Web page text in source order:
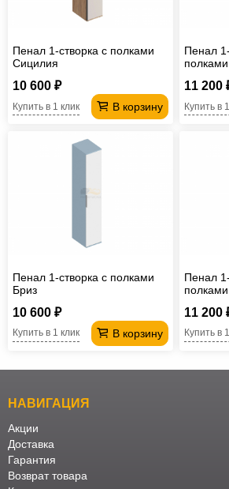
Пенал 1-створка с полками
Сицилия
10 600 ₽
В корзину
Купить в 1 клик
Пенал
11 200
Купить в
Пенал 1-створка с полками
Бриз
10 600 ₽
В корзину
Купить в 1 клик
Пенал
11 200
Купить в
НАВИГАЦИЯ
Акции
Доставка
Гарантия
Возврат товара